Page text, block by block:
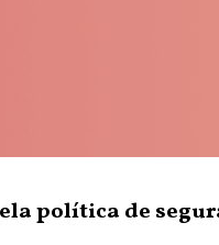
política de